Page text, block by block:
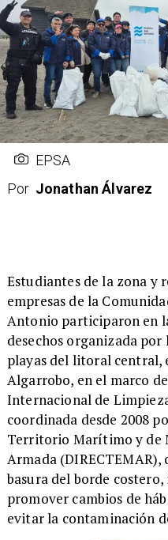
EPSA
Por Jonathan Álvarez
Estudiantes de la zona y
empresas de la
Antonio participaron en
desechos organizada
playas del litoral central,
Algarrobo, en el marco
Internacional de
coordinada desde 2008
Territorio Marítimo y de
Armada
basura del borde
promover cambios de
evitar la contaminación